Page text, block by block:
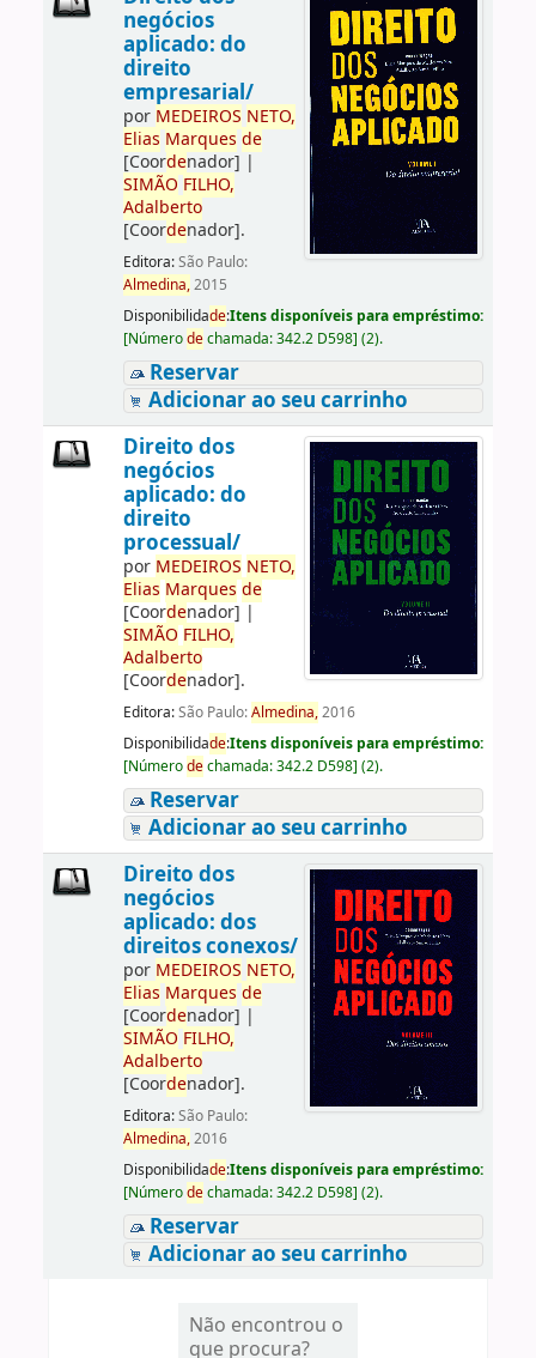
negócios
aplicado: do
direito
empresarial/
por MEDEIROS NETO,
Elias Marques de
[Coordenador] |
SIMÃO FILHO,
Adalberto
[Coordenador].
Editora:São Paulo:
Almedina,2015
Disponibilidade:Itens disponíveis para empréstimo:
[Númerodechamada:342.2 D598] (2).
Reservar
Adicionar ao seu carrinho
Direito dos
negócios
aplicado: do
direito
processual/
por MEDEIROS NETO,
Elias Marques de
[Coordenador] |
SIMÃO FILHO,
Adalberto
[Coordenador].
Editora:São Paulo:Almedina,2016
Disponibilidade:Itens disponíveis para empréstimo:
[Númerodechamada:342.2 D598] (2).
Reservar
Adicionar ao seu carrinho
Direito dos
negócios
aplicado: dos
direitos conexos/
por MEDEIROS NETO,
Elias Marques de
[Coordenador] |
SIMÃO FILHO,
Adalberto
[Coordenador].
Editora:São Paulo:
Almedina,2016
Disponibilidade:Itens disponíveis para empréstimo:
[Númerodechamada:342.2 D598] (2).
Reservar
Adicionar ao seu carrinho
Não encontrou o
que procura?